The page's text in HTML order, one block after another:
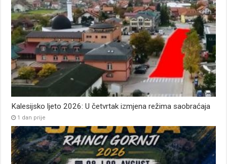
Kalesijsko ljeto 2026: U četvrtak izmjena režima saobraćaja
1 dan prije